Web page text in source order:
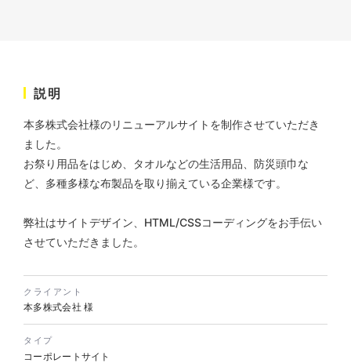
コーポレートサイト
#HTML/CSSコーディング
杉野屋様 立春大福チラシ
株式会社三共様 さんきょちゃ
イラスト・キャラクター
説明
本多株式会社様のリニューアルサイトを制作させていただき
ました。
お祭り用品をはじめ、タオルなどの生活用品、防災頭巾な
ど、多種多様な布製品を取り揃えている企業様です。
弊社はサイトデザイン、HTML/CSSコーディングをお手伝い
させていただきました。
クライアント
本多株式会社 様
タイプ
コーポレートサイト